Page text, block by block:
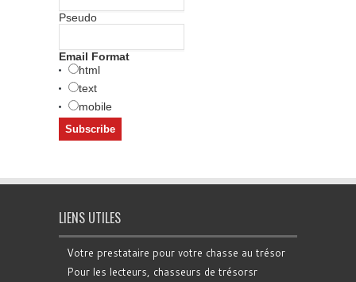
Pseudo
Email Format
html
text
mobile
LIENS UTILES
Votre prestataire pour votre chasse au trésor
Pour les lecteurs, chasseurs de trésorsr